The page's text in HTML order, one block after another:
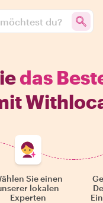
du?
das
Sie einen
lokalen
Experten